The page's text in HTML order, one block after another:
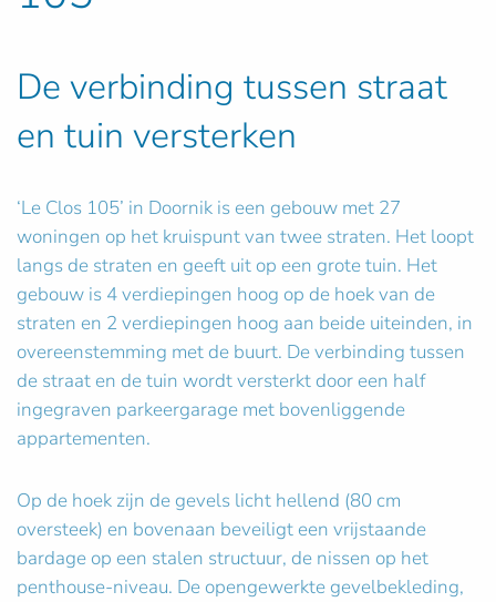
De verbinding tussen straat
en tuin versterken
‘Le Clos 105’ in Doornik is een gebouw met 27
woningen op het kruispunt van twee straten. Het loopt
langs de straten en geeft uit op een grote tuin. Het
gebouw is 4 verdiepingen hoog op de hoek van de
straten en 2 verdiepingen hoog aan beide uiteinden, in
overeenstemming met de buurt. De verbinding tussen
de straat en de tuin wordt versterkt door een half
ingegraven parkeergarage met bovenliggende
appartementen.
Op de hoek zijn de gevels licht hellend (80 cm
oversteek) en bovenaan beveiligt een vrijstaande
bardage op een stalen structuur, de nissen op het
penthouse-niveau. De opengewerkte gevelbekleding,